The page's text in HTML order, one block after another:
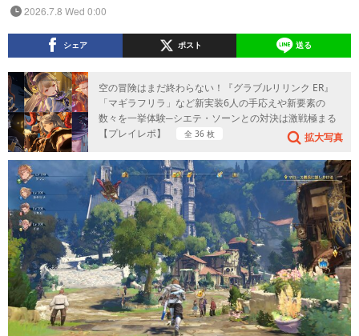
2026.7.8 Wed 0:00
シェア ポスト 送る
空の冒険はまだ終わらない！『グラブルリリンク ER』
「マギラフリラ」など新実装6人の手応えや新要素の
数々を一挙体験─シエテ・ソーンとの対決は激戦極まる
【プレイレポ】
全 36 枚 拡大写真